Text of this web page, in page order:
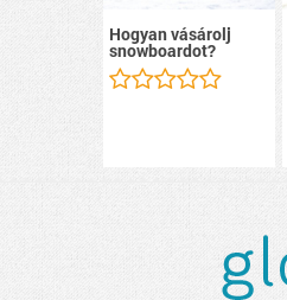
Hogyan vásárolj
snowboardot?